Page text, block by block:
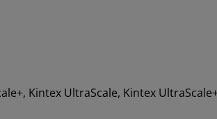
Kintex UltraScale, Kintex